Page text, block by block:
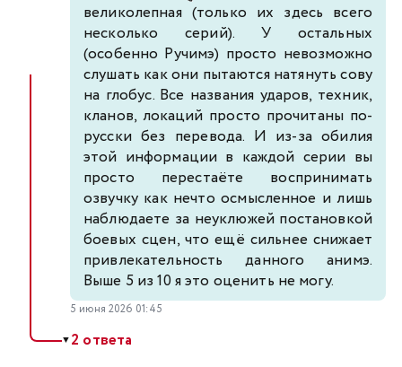
великолепная (только их здесь всего
несколько серий). У остальных
(особенно Ручимэ) просто невозможно
слушать как они пытаются натянуть сову
на глобус. Все названия ударов, техник,
кланов, локаций просто прочитаны по-
русски без перевода. И из-за обилия
этой информации в каждой серии вы
просто перестаёте воспринимать
озвучку как нечто осмысленное и лишь
наблюдаете за неуклюжей постановкой
боевых сцен, что ещё сильнее снижает
привлекательность данного анимэ.
Выше 5 из 10 я это оценить не могу.
5 июня 2026 01:45
▼2 ответа